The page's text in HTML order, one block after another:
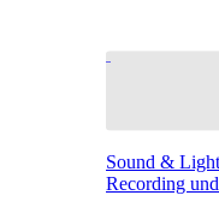
Sound &
Recording